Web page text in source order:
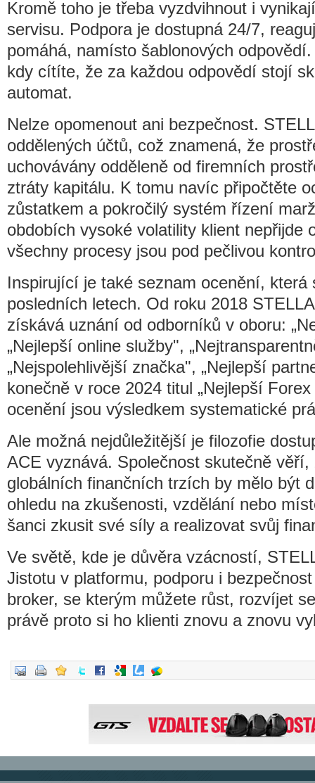
Kromě toho je třeba vyzdvihnout i
servisu. Podpora je dostupná 24/7,
pomáhá, namísto šablonových
kdy cítíte, že za každou odpovědí stojí
automat.
Nelze opomenout ani bezpečnost.
oddělených účtů, což znamená, že
uchovávány odděleně od firemních
ztráty kapitálu. K tomu navíc připočtěte
zůstatkem a pokročilý systém řízení
obdobích vysoké volatility klient nepřijde
všechny procesy jsou pod pečlivou
Inspirující je také seznam ocenění, která
posledních letech. Od roku 2018
získává uznání od odborníků v oboru:
„Nejlepší online služby",
„Nejspolehlivější značka", „Nejlepší
konečně v roce 2024 titul „Nejlepší
ocenění jsou výsledkem systematické
Ale možná nejdůležitější je filozofie
ACE vyznává. Společnost skutečně
globálních finančních trzích by mělo být
ohledu na zkušenosti, vzdělání nebo
šanci zkusit své síly a realizovat svůj
Ve světě, kde je důvěra vzácností,
Jistotu v platformu, podporu i
broker, se kterým můžete růst, rozvíjet
právě proto si ho klienti znovu a znovu